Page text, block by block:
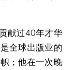
献过40年才华
全球出版业的
；他在一次晚